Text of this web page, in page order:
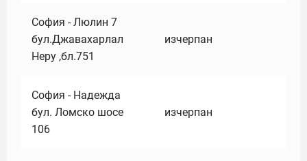
София - Люлин 7
бул.Джавахарлал
Неру ,бл.751
изчерпан
София - Надежда
бул. Ломско шосе
106
изчерпан